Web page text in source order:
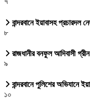
বান্দরবানে ইয়াবাসহ প্রচারদল
৮
রাজধানীর বনফুল আদিবাসী
৯
বান্দরবানে পুলিশের অভিযানে
১০